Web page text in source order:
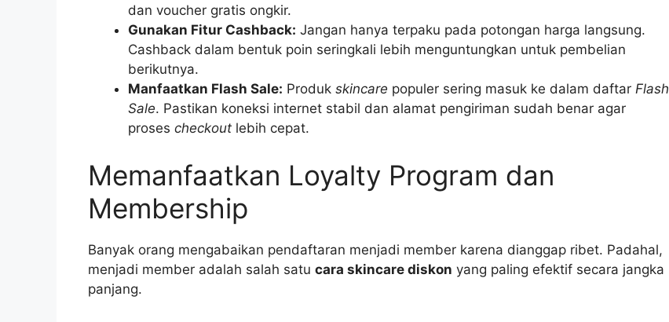
dan voucher gratis ongkir.
Gunakan Fitur Cashback: Jangan hanya terpaku pada potongan harga langsung.
Cashback dalam bentuk poin seringkali lebih menguntungkan untuk pembelian
berikutnya.
Manfaatkan Flash Sale: Produk skincare populer sering masuk ke dalam daftar Flash
Sale. Pastikan koneksi internet stabil dan alamat pengiriman sudah benar agar
proses checkout lebih cepat.
Memanfaatkan Loyalty Program dan
Membership
Banyak orang mengabaikan pendaftaran menjadi member karena dianggap ribet. Padahal,
menjadi member adalah salah satu cara skincare diskon yang paling efektif secara jangka
panjang.